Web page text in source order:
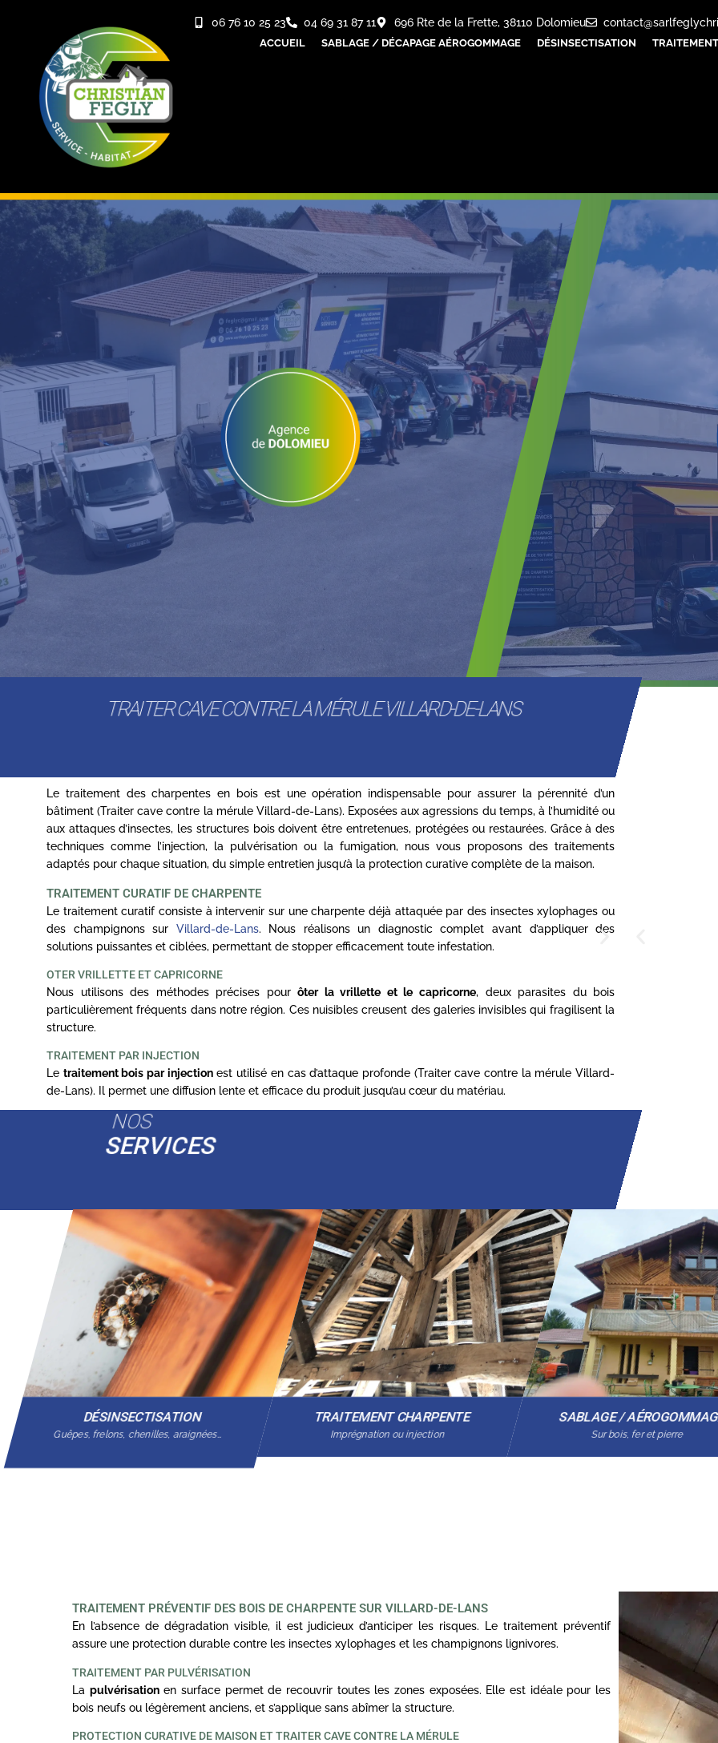
06 76 10 25 23 04 69 31 87 11 696 Rte de la Frette, 38110 Dolomieu
ACCUEIL SABLAGE / DÉCAPAGE AÉROGOMMAGE DÉSINSECTISATION
TRAITER CAVE CONTRE LA MÉRULE VILLARD-DE-LANS
Le traitement des charpentes en bois est une opération indispensable pour assurer la pérennité d’un
bâtiment (Traiter cave contre la mérule Villard-de-Lans). Exposées aux agressions du temps, à l’humidité ou
aux attaques d’insectes, les structures bois doivent être entretenues, protégées ou restaurées. Grâce à des
techniques comme l’injection, la pulvérisation ou la fumigation, nous vous proposons des traitements
adaptés pour chaque situation, du simple entretien jusqu’à la protection curative complète de la maison.
TRAITEMENT CURATIF DE CHARPENTE
Le traitement curatif consiste à intervenir sur une charpente déjà attaquée par des insectes xylophages ou
des champignons sur Villard-de-Lans. Nous réalisons un diagnostic complet avant d’appliquer des
solutions puissantes et ciblées, permettant de stopper efficacement toute infestation.
OTER VRILLETTE ET CAPRICORNE
Nous utilisons des méthodes précises pourôter la vrillette et le capricorne, deux parasites du bois
particulièrement fréquents dans notre région. Ces nuisibles creusent des galeries invisibles qui fragilisent la
structure.
TRAITEMENT PAR INJECTION
Le traitement bois par injectionest utilisé en cas d’attaque profonde (Traiter cave contre la mérule Villard-
de-Lans). Il permet une diffusion lente et efficace du produit jusqu’au cœur du matériau.
NOS
SERVICES
DÉSINSECTISATION
Guêpes, frelons, chenilles, araignées…
TRAITEMENT CHARPENTE
Imprégnation ou injection
SABLAGE /
Sur bois, fer et pierre
TRAITEMENT PRÉVENTIF DES BOIS DE CHARPENTE SUR VILLARD-DE-LANS
En l’absence de dégradation visible, il est judicieux d’anticiper les risques. Le traitement préventif
assure une protection durable contre les insectes xylophages et les champignons lignivores.
TRAITEMENT PAR PULVÉRISATION
La pulvérisationen surface permet de recouvrir toutes les zones exposées. Elle est idéale pour les
bois neufs ou légèrement anciens, et s’applique sans abîmer la structure.
PROTECTION CURATIVE DE MAISON ET TRAITER CAVE CONTRE LA MÉRULE